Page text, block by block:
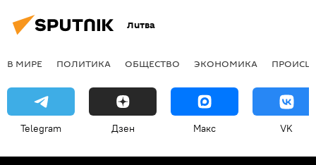
Литва
В МИРЕ ПОЛИТИКА ОБЩЕСТВО ЭКОНОМИКА
Telegram Дзен Макс VK